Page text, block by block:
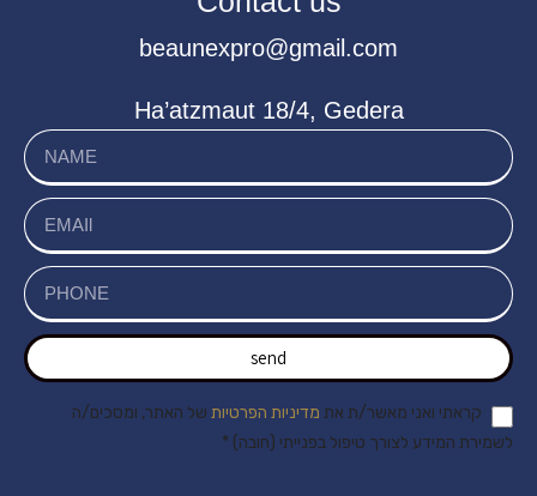
beaunexpro@gmail.com
Ha’atzmaut 18/4, Gedera
send
קראתי ואני מאשר/ת את מדיניות הפרטיות של האתר, ומסכים/ה
לשמירת המידע לצורך טיפול בפנייתי (חובה) *